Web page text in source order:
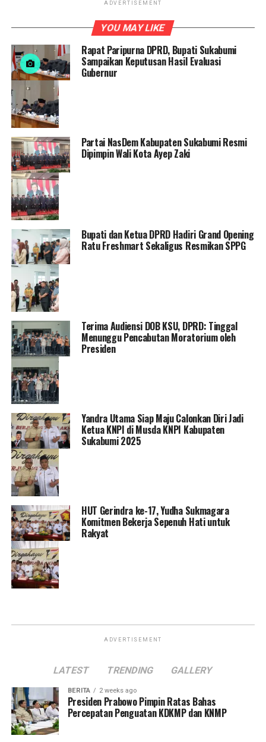
ADVERTISEMENT
YOU MAY LIKE
Rapat Paripurna DPRD, Bupati Sukabumi
Sampaikan Keputusan Hasil Evaluasi
Gubernur
Partai NasDem Kabupaten Sukabumi Resmi
Dipimpin Wali Kota Ayep Zaki
Bupati dan Ketua DPRD Hadiri Grand Opening
Ratu Freshmart Sekaligus Resmikan SPPG
Terima Audiensi DOB KSU, DPRD: Tinggal
Menunggu Pencabutan Moratorium oleh
Presiden
Yandra Utama Siap Maju Calonkan Diri Jadi
Ketua KNPI di Musda KNPI Kabupaten
Sukabumi 2025
HUT Gerindra ke-17, Yudha Sukmagara
Komitmen Bekerja Sepenuh Hati untuk
Rakyat
ADVERTISEMENT
LATEST TRENDING GALLERY
BERITA 2 weeks ago
Presiden Prabowo Pimpin Ratas Bahas
Percepatan Penguatan KDKMP dan KNMP